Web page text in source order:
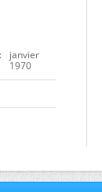
janvier
1970